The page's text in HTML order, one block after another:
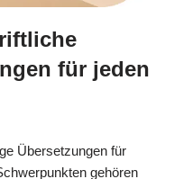
für jeden
Übersetzungen für
gehören